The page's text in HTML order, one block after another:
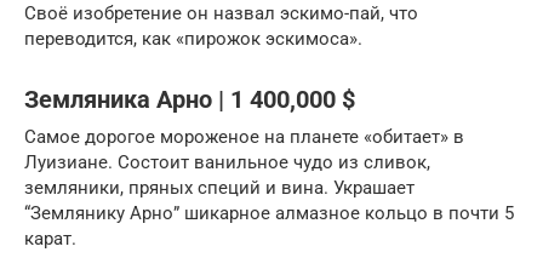
Своё изобретение он назвал эскимо-пай, что
переводится, как «пирожок эскимоса».
Земляника Арно | 1 400,000 $
Самое дорогое мороженое на планете «обитает» в
Луизиане. Состоит ванильное чудо из сливок,
земляники, пряных специй и вина. Украшает
“Землянику Арно” шикарное алмазное кольцо в почти 5
карат.